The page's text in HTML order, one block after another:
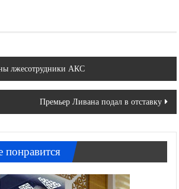
лжесотрудники АКС
Премьер Ливана подал в отставку
понравится